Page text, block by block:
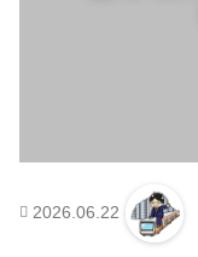
2026.06.22